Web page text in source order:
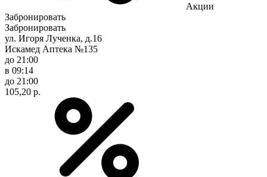
Акции
Забронировать
Забронировать
ул. Игоря Лученка, д.16
Искамед Аптека №135
до 21:00
в 09:14
до 21:00
105,20 р.